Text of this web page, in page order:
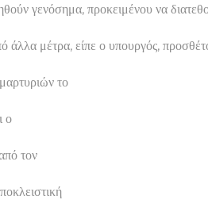
γενόσημα, προκειμένου να
μέτρα, είπε ο υπουργός,
το
ο
τον